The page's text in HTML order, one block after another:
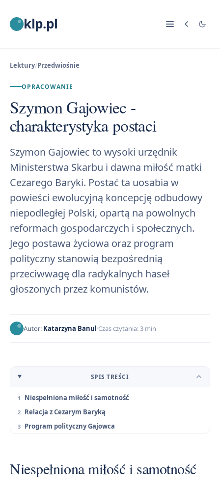
klp.pl
Lektury/Przedwiośnie
OPRACOWANIE
Szymon Gajowiec -
charakterystyka postaci
Szymon Gajowiec to wysoki urzędnik
Ministerstwa Skarbu i dawna miłość matki
Cezarego Baryki. Postać ta uosabia w
powieści ewolucyjną koncepcję odbudowy
niepodległej Polski, opartą na powolnych
reformach gospodarczych i społecznych.
Jego postawa życiowa oraz program
polityczny stanowią bezpośrednią
przeciwwagę dla radykalnych haseł
głoszonych przez komunistów.
Autor: Katarzyna Banul Czas czytania: 3 min
SPIS TREŚCI
Niespełniona miłość i samotność
Relacja z Cezarym Baryką
Program polityczny Gajowca
Niespełniona miłość i samotność